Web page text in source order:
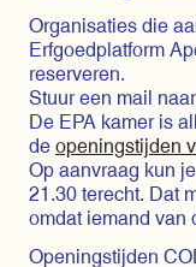
Organisaties die
Erfgoedplatform
reserveren.
Stuur een mail naar
De EPA kamer is
de openingstijden
Op aanvraag kun
21.30 terecht. Dat
omdat iemand van
Openingstijden